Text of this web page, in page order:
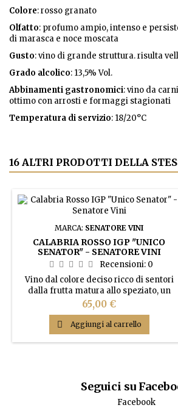
Colore: rosso granato
Olfatto: profumo ampio, intenso e
di marasca e noce moscata
Gusto: vino di grande struttura. risulta
Grado alcolico: 13,5% Vol.
Abbinamenti gastronomici: vino da
ottimo con arrosti e formaggi stagionati
Temperatura di servizio: 18/20°C
16 ALTRI PRODOTTI DELLA
MARCA: SENATORE VINI
CALABRIA ROSSO IGP "UNICO
SENATOR" - SENATORE VINI
Recensioni: 0
Vino dal colore deciso ricco di sentori
dalla frutta matura allo speziato, un
gusto pieno con retrogusto dolce ben
compensato dalla buona acidità.
Prezzo
65,00 €
 Aggiungi al carrello
Seguici su
Facebook